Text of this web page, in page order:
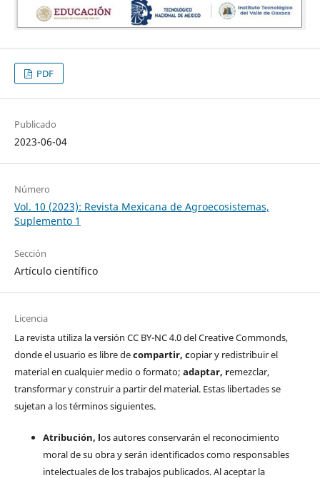
PDF
Publicado
2023-06-04
Número
Vol. 10 (2023): Revista Mexicana de Agroecosistemas,
Suplemento 1
Sección
Artículo científico
Licencia
La revista utiliza la versión CC BY-NC 4.0 del Creative Commonds,
donde el usuario es libre decompartir, copiar y redistribuir el
material en cualquier medio o formato; adaptar, remezclar,
transformar y construir a partir del material. Estas libertades se
sujetan a los términos siguientes.
Atribución, los autores conservarán el reconocimiento
moral de su obra y serán identificados como responsables
intelectuales de los trabajos publicados. Al aceptar la